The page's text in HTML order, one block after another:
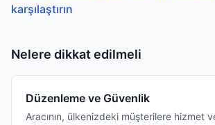
karşılaştırın
Nelere dikkat edilmeli
Düzenleme ve Güvenlik
Aracının, ülkenizdeki müşterilere hizmet